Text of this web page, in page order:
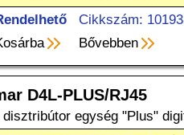
Cikkszám:
Bővebben
D4L-PLUS/RJ45
disztribútor egység "Plus"